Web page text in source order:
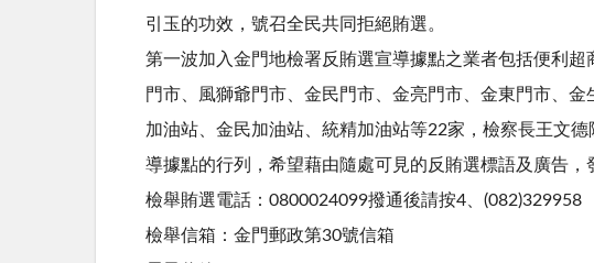
引玉的功效，號召全民共同拒絕賄選。
第一波加入金門地檢署反賄選宣導據點之業者包括便利
門市、風獅爺門市、金民門市、金亮門市、金東門市、
加油站、金民加油站、統精加油站等22家，檢察長王文
導據點的行列，希望藉由隨處可見的反賄選標語及廣告
檢舉賄選電話：0800024099撥通後請按4、(082)329958
檢舉信箱：金門郵政第30號信箱